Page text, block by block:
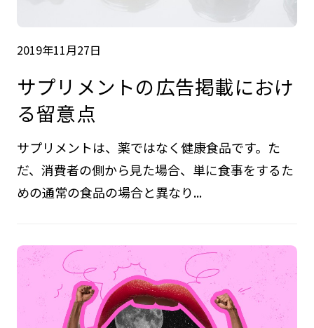
2019年11月27日
サプリメントの広告掲載におけ
る留意点
サプリメントは、薬ではなく健康食品です。た
だ、消費者の側から見た場合、単に食事をするた
めの通常の食品の場合と異なり...